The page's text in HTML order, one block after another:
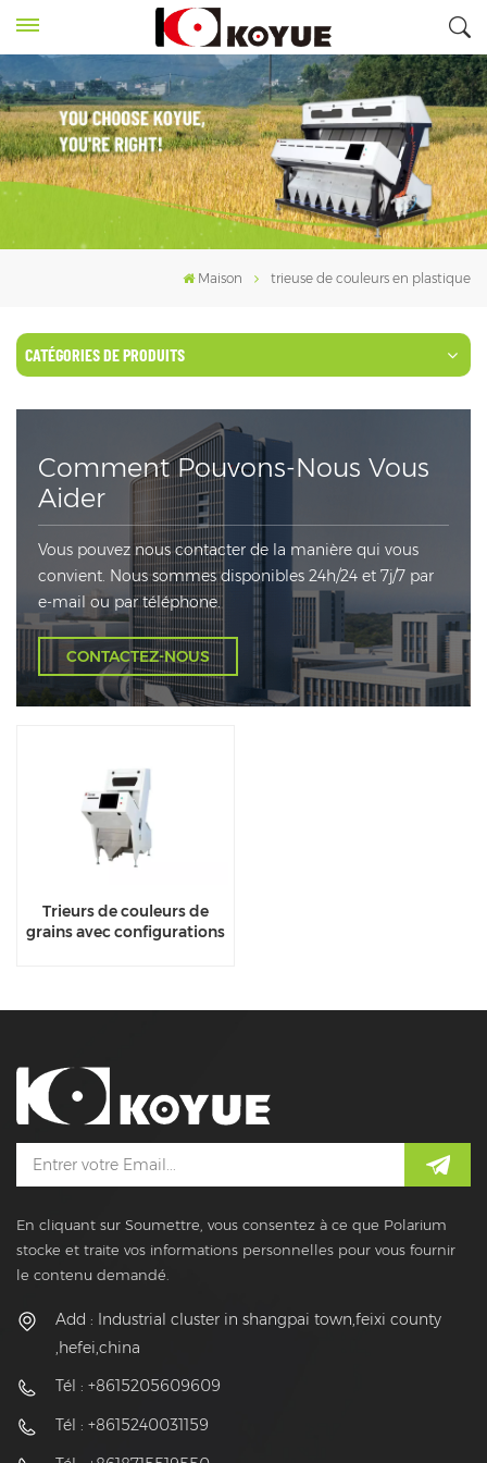
Maison trieuse de couleurs en plastique
CATÉGORIES DE PRODUITS
Comment Pouvons-Nous Vous
Aider
Vous pouvez nous contacter de la manière qui vous
convient. Nous sommes disponibles 24h/24 et 7j/7 par
e-mail ou par téléphone.
CONTACTEZ-NOUS
Trieurs de couleurs de
grains avec configurations
En cliquant sur Soumettre, vous consentez à ce que Polarium
stocke et traite vos informations personnelles pour vous fournir
le contenu demandé.
Add : Industrial cluster in shangpai town,feixi county
,hefei,china
Tél : +8615205609609
Tél : +8615240031159